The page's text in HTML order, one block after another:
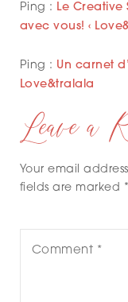
Ping : Le Creative
avec vous! ‹
Ping : Un carnet
Love&tralala
Leave a
Your email
fields are marked *